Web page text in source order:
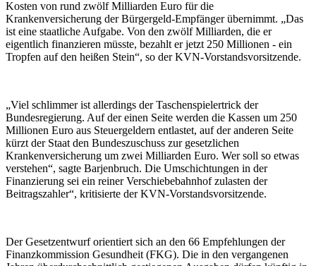
Kosten von rund zwölf Milliarden Euro für die
Krankenversicherung der Bürgergeld-Empfänger übernimmt. „Das
ist eine staatliche Aufgabe. Von den zwölf Milliarden, die er
eigentlich finanzieren müsste, bezahlt er jetzt 250 Millionen - ein
Tropfen auf den heißen Stein“, so der KVN-Vorstandsvorsitzende.
„Viel schlimmer ist allerdings der Taschenspielertrick der
Bundesregierung. Auf der einen Seite werden die Kassen um 250
Millionen Euro aus Steuergeldern entlastet, auf der anderen Seite
kürzt der Staat den Bundeszuschuss zur gesetzlichen
Krankenversicherung um zwei Milliarden Euro. Wer soll so etwas
verstehen“, sagte Barjenbruch. Die Umschichtungen in der
Finanzierung sei ein reiner Verschiebebahnhof zulasten der
Beitragszahler“, kritisierte der KVN-Vorstandsvorsitzende.
Der Gesetzentwurf orientiert sich an den 66 Empfehlungen der
Finanzkommission Gesundheit (FKG). Die in den vergangenen